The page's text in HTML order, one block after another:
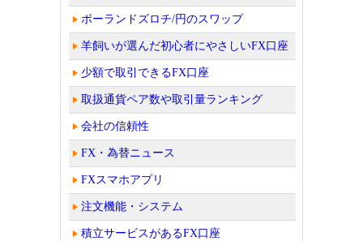
ポーランドズロチ/円のスワップ
羊飼いが選んだ初心者にやさしいFX口座
少額で取引できるFX口座
取扱通貨ペア数や取引量ランキング
会社の信頼性
FX・為替ニュース
FXスマホアプリ
注文機能・システム
積立サービスがあるFX口座